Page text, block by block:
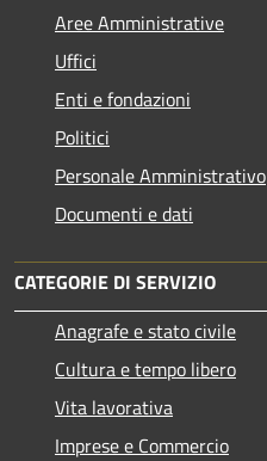
Aree Amministrative
Uffici
Enti e fondazioni
Politici
Personale Amministrativo
Documenti e dati
CATEGORIE DI SERVIZIO
Anagrafe e stato civile
Cultura e tempo libero
Vita lavorativa
Imprese e Commercio